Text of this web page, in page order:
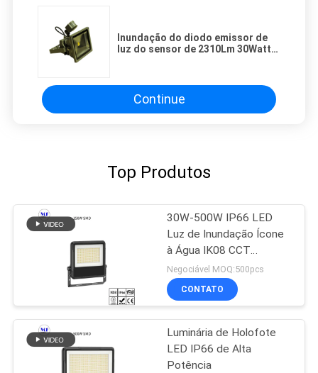
Inundação do diodo emissor de
luz do sensor de 2310Lm 30Watt
Continue
Top Produtos
30W-500W IP66 LED
Luz de Inundação Ícone
à Água IK08 CCT
Dimming de Potência
Para Exterior Interior
Negociável MOQ:500pcs
CONTATO
Luminária de Holofote
LED IP66 de Alta
Potência